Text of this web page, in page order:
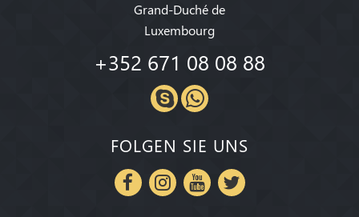
Grand-Duché de
Luxembourg
+352 671 08 08 88
FOLGEN SIE UNS